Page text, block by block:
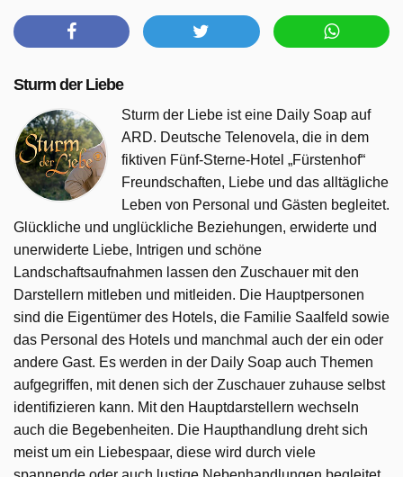
Sturm der Liebe
Sturm der Liebe ist eine Daily Soap auf
ARD. Deutsche Telenovela, die in dem
fiktiven Fünf-Sterne-Hotel „Fürstenhof“
Freundschaften, Liebe und das alltägliche
Leben von Personal und Gästen begleitet.
Glückliche und unglückliche Beziehungen, erwiderte und
unerwiderte Liebe, Intrigen und schöne
Landschaftsaufnahmen lassen den Zuschauer mit den
Darstellern mitleben und mitleiden. Die Hauptpersonen
sind die Eigentümer des Hotels, die Familie Saalfeld sowie
das Personal des Hotels und manchmal auch der ein oder
andere Gast. Es werden in der Daily Soap auch Themen
aufgegriffen, mit denen sich der Zuschauer zuhause selbst
identifizieren kann. Mit den Hauptdarstellern wechseln
auch die Begebenheiten. Die Haupthandlung dreht sich
meist um ein Liebespaar, diese wird durch viele